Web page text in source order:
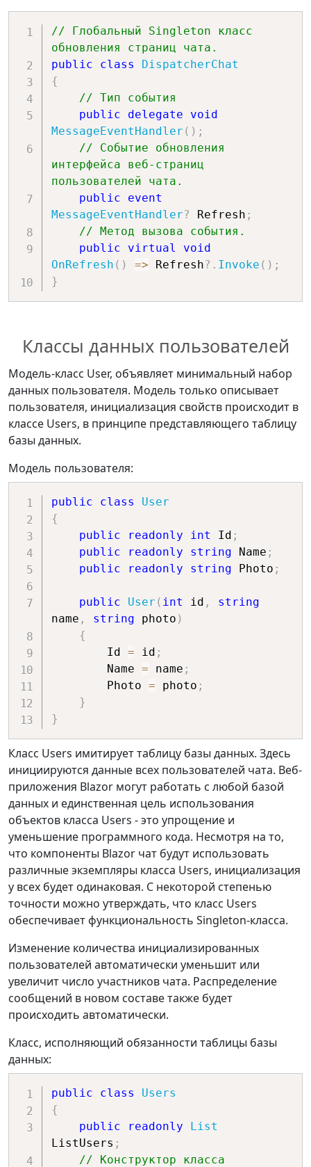
// Глобальный Singleton класс
обновления страниц чата.
public
class
DispatcherChat
{
// Тип события
public
delegate
void
MessageEventHandler ( ) ;
// Событие обновления
интерфейса веб-страниц
пользователей чата.
public
event
MessageEventHandler? Refresh ;
// Метод вызова события.
public
virtual
void
OnRefresh ( ) => Refresh?. Invoke ( ) ;
}
Классы данных пользователей
Модель-класс User, объявляет минимальный набор
данных пользователя. Модель только описывает
пользователя, инициализация свойств происходит в
классе Users, в принципе представляющего таблицу
базы данных.
Модель пользователя:
public class
User
{
public
readonly int Id ;
public
readonly string Name ;
public
readonly string Photo ;
public User ( int id ,
string
name , string photo )
{
        Id
= id ;
        Name
= name ;
        Photo
= photo ;
}
}
Класс Users имитирует таблицу базы данных. Здесь
инициируются данные всех пользователей чата. Веб-
приложения Blazor могут работать с любой базой
данных и единственная цель использования
объектов класса Users - это упрощение и
уменьшение программного кода. Несмотря на то,
что компоненты Blazor чат будут использовать
различные экземпляры класса Users, инициализация
у всех будет одинаковая. С некоторой степенью
точности можно утверждать, что класс Users
обеспечивает функциональность Singleton-класса.
Изменение количества инициализированных
пользователей автоматически уменьшит или
увеличит число участников чата. Распределение
сообщений в новом составе также будет
происходить автоматически.
Класс, исполняющий обязанности таблицы базы
данных:
public class
Users
{
public
readonly
List
ListUsers ;
// Конструктор класса